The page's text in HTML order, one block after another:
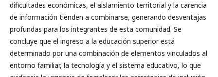
dificultades económicas, el aislamiento territorial y la carencia
de información tienden a combinarse, generando desventajas
profundas para los integrantes de esta comunidad. Se
concluye que el ingreso a la educación superior está
determinado por una combinación de elementos vinculados al
entorno familiar, la tecnología y el sistema educativo, lo que